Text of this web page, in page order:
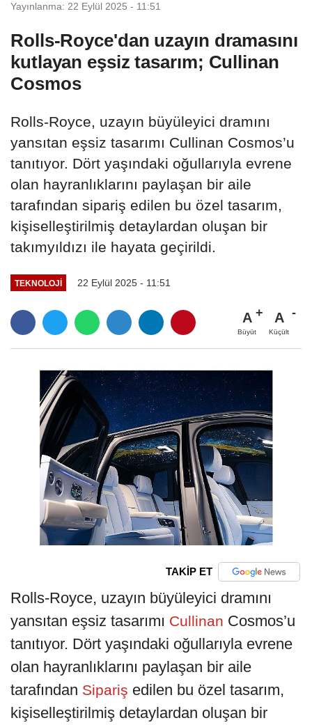
Yayınlanma: 22 Eylül 2025 - 11:51
Rolls-Royce'dan uzayın dramasını
kutlayan eşsiz tasarım; Cullinan
Cosmos
Rolls-Royce, uzayın büyüleyici dramını
yansıtan eşsiz tasarımı Cullinan Cosmos’u
tanıtıyor. Dört yaşındaki oğullarıyla evrene
olan hayranlıklarını paylaşan bir aile
tarafından sipariş edilen bu özel tasarım,
kişiselleştirilmiş detaylardan oluşan bir
takımyıldızı ile hayata geçirildi.
TEKNOLOJI 22 Eylül 2025 - 11:51
A
Büyüt
A
Küçült
TAKİP ET
Rolls-Royce, uzayın büyüleyici dramını
yansıtan eşsiz tasarımı Cullinan Cosmos’u
tanıtıyor. Dört yaşındaki oğullarıyla evrene
olan hayranlıklarını paylaşan bir aile
tarafından Sipariş edilen bu özel tasarım,
kişiselleştirilmiş detaylardan oluşan bir